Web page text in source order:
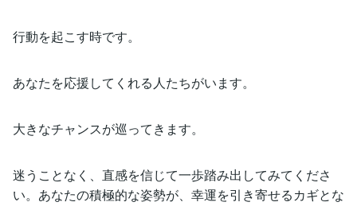
行動を起こす時です。
あなたを応援してくれる人たちがいます。
大きなチャンスが巡ってきます。
迷うことなく、直感を信じて一歩踏み出してみてくださ
い。あなたの積極的な姿勢が、幸運を引き寄せるカギとな